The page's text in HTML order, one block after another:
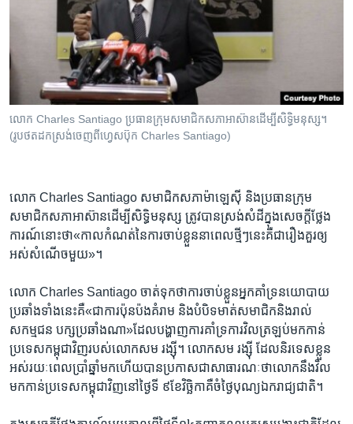
លោក Charles Santiago ​ប្រធានក្រុម​សមាជិក​សភា​អាស៊ានដើម្បី​សិទ្ធិមនុស្ស។
(រូបថត​ដក​ស្រង់​ចេញ​ពី​ហេ្វសប៊ុក Charles Santiago)
លោក Charles Santiago សមាជិក​សភា​ម៉ាឡេស៊ី និង​ប្រធានក្រុម​
សមាជិក​សភាអាស៊ាន​ដើម្បីសិទ្ធិ​មនុស្ស ត្រូវ​បាន​ស្រង់​សំដី​ក្នុង​សេចក្តីថ្លែង
ការណ៍​នោះ​ថា«កាលកំណត់នៃ​ការ​ចាប់ខ្លួន​នា​ពេលថ្មីៗ​នេះគឺ​ជា​រឿង​គួរ​ឲ្យ​
អស់សំណើច​មួយ»។
លោក Charles Santiago ចាត់ទុក​ថា​ការ​ចាប់​ខ្លួនអ្នក​គាំទ្រ​នយោបាយ​
ប្រឆាំង​ទាំង​នេះគឺ«​ជា​ការ​ប៉ុនប៉ង​គំរាម និង​បំបិទមាត់​សមាជិក​និង​រាល់​
សកម្មជន បក្ស​ប្រឆាំង​ណា»​ដែល​បង្ហាញ​ការ​គាំទ្រការ​វិលត្រឡប់​មកកាន់​
ប្រទេស​កម្ពុជាវិញ​របស់​លោក​សម រង្ស៊ី។ លោក​សម រង្ស៊ី ដែល​និរទេស​ខ្លួន​
អស់​រយៈ​ពេល​ប្រាំឆ្នាំមក​ហើយ​បាន​ប្រកាស​ជា​សាធារណៈ​ថា​លោក​នឹង​វិល​
មក​កាន់​ប្រទេស​កម្ពុជា​វិញ​នៅថ្ងៃទី ៩​ខែវិច្ឆិកាគឺចំថ្ងៃ​បុណ្យឯក​រាជ្យ​ជាតិ។